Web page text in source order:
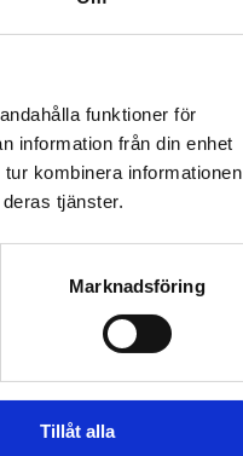
funktioner för
information från din enhet
kombinera informationen
tjänster.
Marknadsföring
Tillåt alla